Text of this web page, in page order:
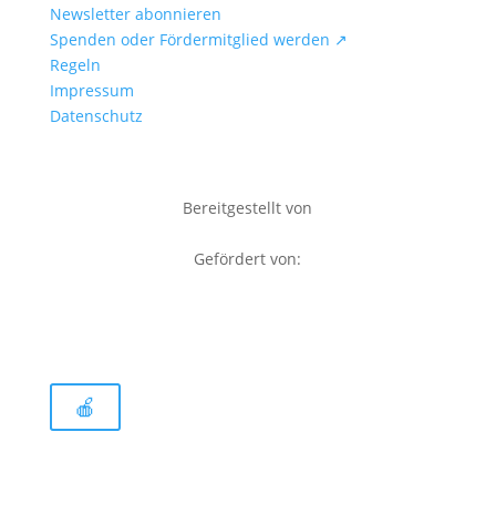
Newsletter abonnieren
Spenden oder Fördermitglied werden ↗
Regeln
Impressum
Datenschutz
Bereitgestellt von
Gefördert von:
🍎